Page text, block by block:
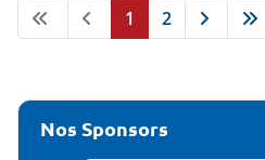
1 2
Nos Sponsors